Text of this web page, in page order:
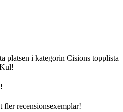
platsen i kategorin Cisions topplista
fler recensionsexemplar!